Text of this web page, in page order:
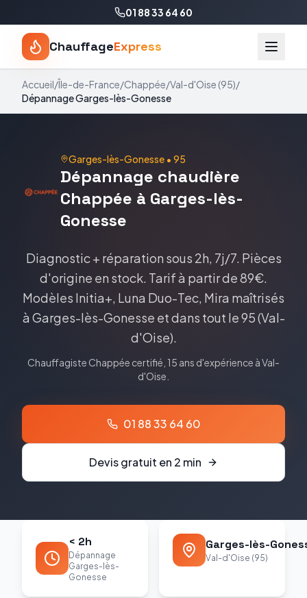
01 88 33 64 60
ChauffageExpress
Accueil/Île-de-France/Chappée/Val-d'Oise (95)/
DépannageGarges-lès-Gonesse
Garges-lès-Gonesse • 95
Dépannage chaudière
Chappée à Garges-lès-
Gonesse
Diagnostic + réparation sous 2h, 7j/7. Pièces
d'origine en stock. Tarifà partir de 89€.
Modèles Initia+, Luna Duo-Tec, Mira maîtrisés
à Garges-lès-Gonesse et dans tout le95(Val-
d'Oise).
Chauffagiste Chappée certifié, 15 ans d'expérience àVal-
d'Oise
01 88 33 64 60
Devis gratuit en 2 min
< 2h
Dépannage
Garges-lès-
Gonesse
Garges-lès-
Val-d'Oise (95)